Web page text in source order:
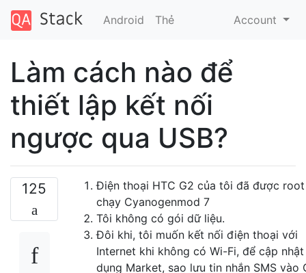
Android Thẻ Account
Làm cách nào để
thiết lập kết nối
ngược qua USB?
125
Điện thoại HTC G2 của tôi đã được
chạy Cyanogenmod 7
Tôi không có gói dữ liệu.
Đôi khi, tôi muốn kết nối điện thoại với
Internet khi không có Wi-Fi, để cập
dụng Market, sao lưu tin nhắn SMS vào